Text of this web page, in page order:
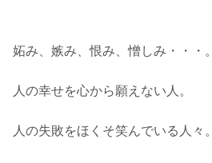
妬み、嫉み、恨み、憎しみ・・・。
人の幸せを心から願えない人。
人の失敗をほくそ笑んでいる人々。